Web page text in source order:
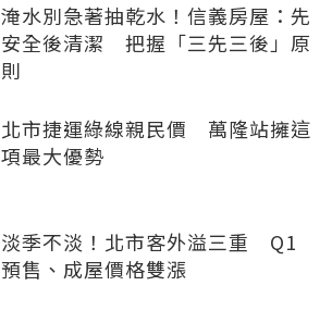
淹水別急著抽乾水！信義房屋：先
安全後清潔 把握「三先三後」原
則
北市捷運綠線親民價 萬隆站擁這
項最大優勢
淡季不淡！北市客外溢三重 Q1
預售、成屋價格雙漲